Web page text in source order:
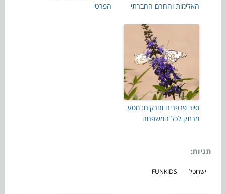
האלימות והחרם החברתי
הפרטי
סיור פרפרים וחרקים: מסע
מרתק לכל המשפחה
תגיות:
ישרוטל FUNKIDS